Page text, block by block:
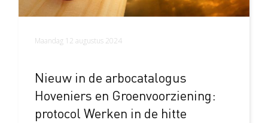
Maandag 12 augustus 2024
Nieuw in de arbocatalogus
Hoveniers en Groenvoorziening:
protocol Werken in de hitte